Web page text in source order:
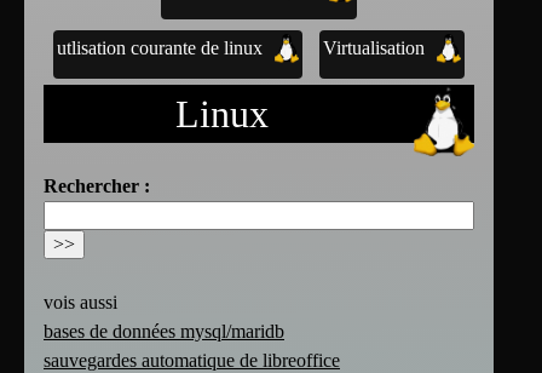
utlisation courante de linux Virtualisation
Linux
Rechercher :
vois aussi
bases de données mysql/maridb
sauvegardes automatique de libreoffice